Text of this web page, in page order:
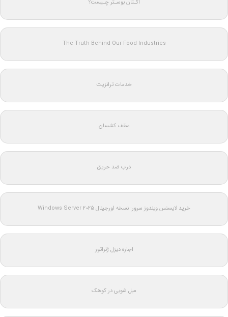
اکـتان بوسـتر چـیست؟
The Truth Behind Our Food Industries
خدمات ترانزیت
سقف کشسان
درب ضد حریق
خرید لایسنس ویندوز سرور: نسخه اورجینال Windows Server 2025
اجاره دیزل ژنراتور
مبل شویی در کوهک